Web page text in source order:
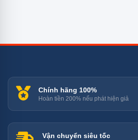
Chính hãng 100%
Hoàn tiền 200% nếu phát hiện giả
Vận chuyển siêu tốc